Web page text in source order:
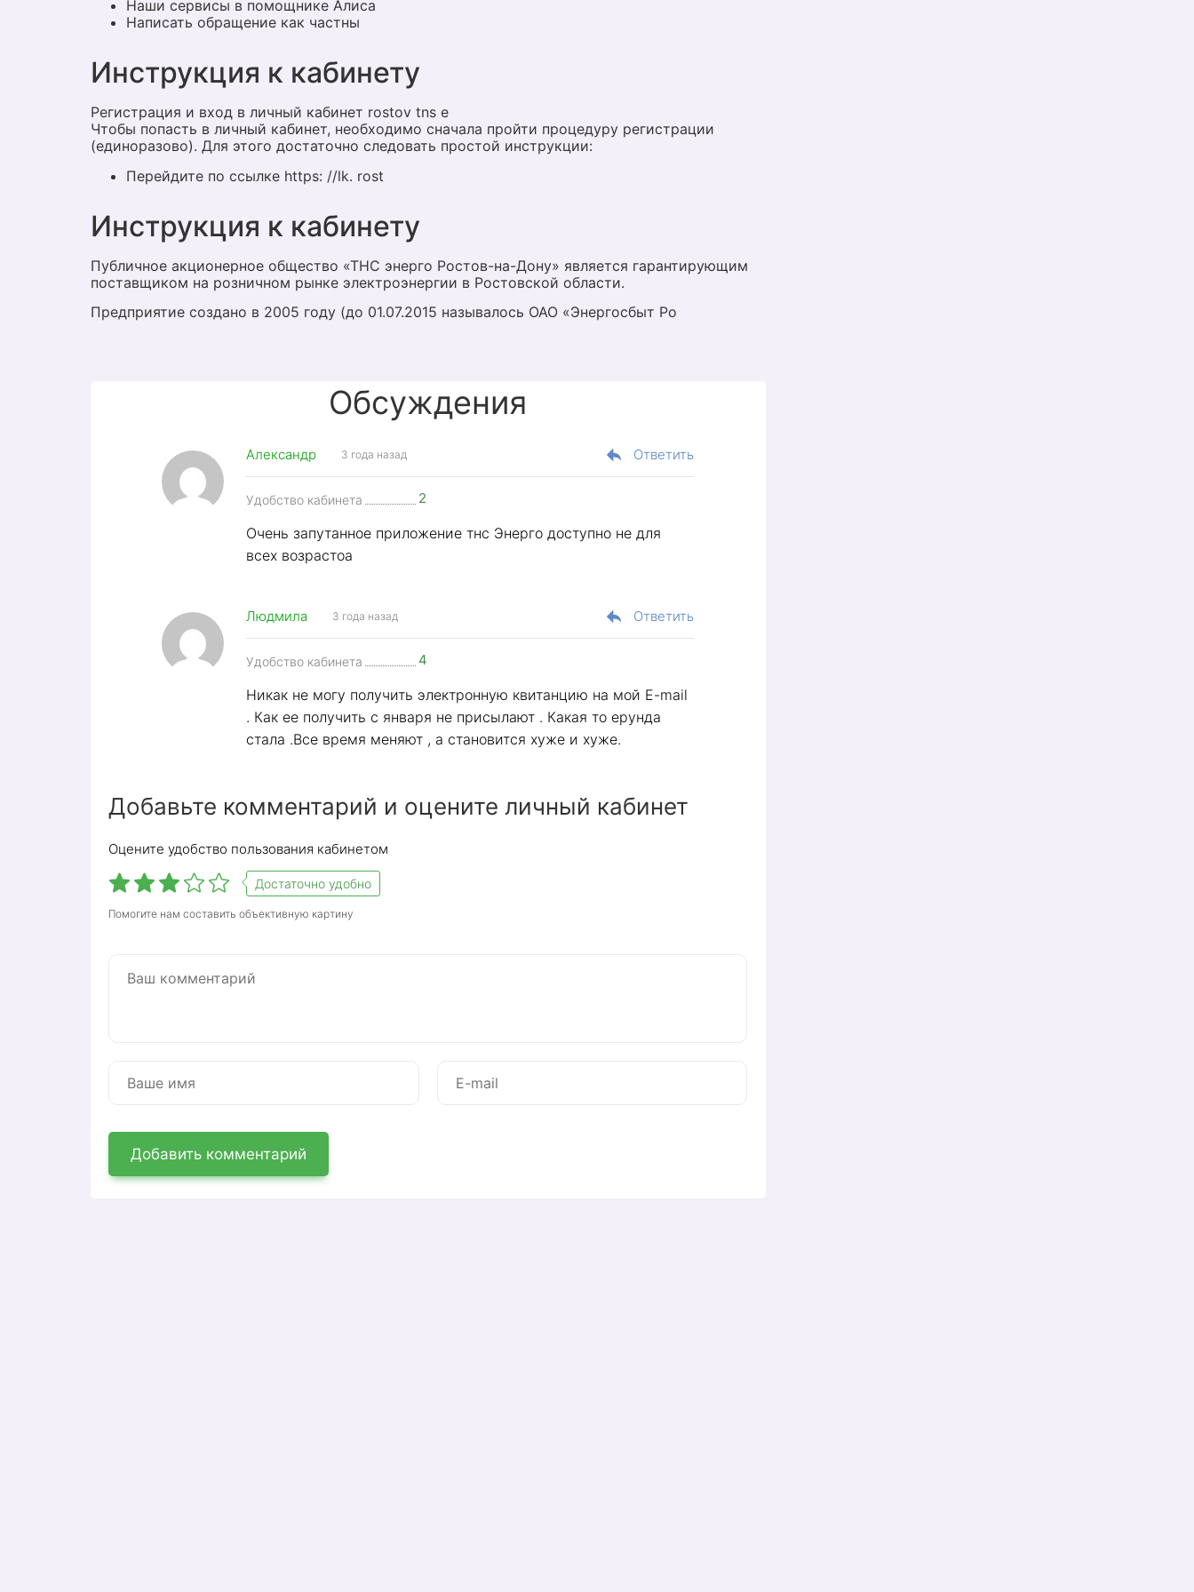
Наши сервисы в помощнике Алиса
Написать обращение как частны
Инструкция к кабинету
Регистрация и вход в личный кабинет rostov tns e
Чтобы попасть в личный кабинет, необходимо сначала пройти процедуру регистрации
(единоразово). Для этого достаточно следовать простой инструкции:
Перейдите по ссылке https: //lk. rost
Инструкция к кабинету
Публичное акционерное общество «ТНС энерго Ростов-на-Дону» является гарантирующим
поставщиком на розничном рынке электроэнергии в Ростовской области.
Предприятие создано в 2005 году (до 01.07.2015 называлось ОАО «Энергосбыт Ро
Обсуждения
Александр 3 года назад Ответить
Удобство кабинета 2
Очень запутанное приложение тнс Энерго доступно не для
всех возрастоа
Людмила 3 года назад Ответить
Удобство кабинета 4
Никак не могу получить электронную квитанцию на мой E-mail
. Как ее получить с января не присылают . Какая то ерунда
стала .Все время меняют , а становится хуже и хуже.
Добавьте комментарий и оцените личный кабинет
Оцените удобство пользования кабинетом
Достаточно удобно
Помогите нам составить объективную картину
Добавить комментарий